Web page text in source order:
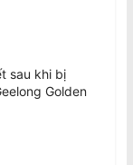
sau khi bị
Golden